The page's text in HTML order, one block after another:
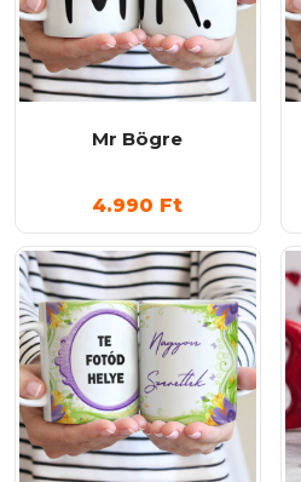
Mr Bögre
4.990 Ft